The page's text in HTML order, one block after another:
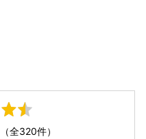
（全320件）